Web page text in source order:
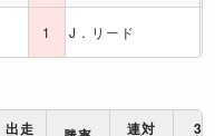
1 J．リード
出走 連対 3